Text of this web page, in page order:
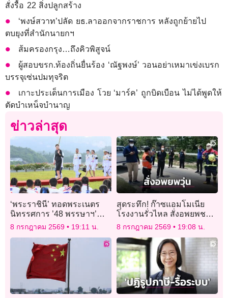
สั่งรื้อ 22 สิ่งปลูกสร้าง
‘พงษ์สวาท’ปลัด ยธ.ลาออกจากราชการ หลังถูกย้ายไป
ตบยุงที่สำนักนายกฯ
ส้มครองกรุง…ถึงคิวพิสูจน์
ผู้สอบขรก.ท้องถิ่นยื่นร้อง ‘ณัฐพงษ์’ วอนอย่าเหมาเข่งเบรก
บรรจุเซ่นปมทุจริต
เกาะประเด็นการเมือง โวย ‘มาร์ค’ ถูกบิดเบือน ไม่ได้พูดให้
ตัดบำเหน็จบำนาญ
ข่าวล่าสุด
‘พระราชินี’ ทอดพระเนตร
นิทรรศการ ’48 พรรษาฯ’
และพระราชทานรางวัลชนะ
เลิศการแข่งขันเรือใบ
8 กรกฎาคม 2569 19:11 น.
สุดระทึก! ก๊าซแอมโมเนีย
โรงงานรั่วไหล สั่งอพยพชาว
บ้าน-นักเรียนนับพันคน
8 กรกฎาคม 2569 19:08 น.